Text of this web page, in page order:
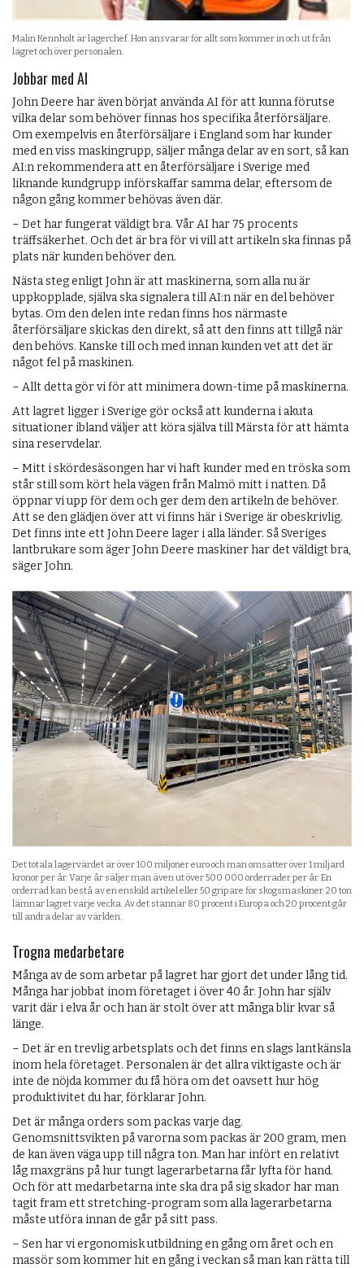
Malin Kennholt är lagerchef. Hon ansvarar för allt som kommer in och ut från
lagret och över personalen.
Jobbar med AI
John Deere har även börjat använda AI för att kunna förutse
vilka delar som behöver finnas hos specifika återförsäljare.
Om exempelvis en återförsäljare i England som har kunder
med en viss maskingrupp, säljer många delar av en sort, så kan
AI:n rekommendera att en återförsäljare i Sverige med
liknande kundgrupp införskaffar samma delar, eftersom de
någon gång kommer behövas även där.
– Det har fungerat väldigt bra. Vår AI har 75 procents
träffsäkerhet. Och det är bra för vi vill att artikeln ska finnas på
plats när kunden behöver den.
Nästa steg enligt John är att maskinerna, som alla nu är
uppkopplade, själva ska signalera till AI:n när en del behöver
bytas. Om den delen inte redan finns hos närmaste
återförsäljare skickas den direkt, så att den finns att tillgå när
den behövs. Kanske till och med innan kunden vet att det är
något fel på maskinen.
– Allt detta gör vi för att minimera down-time på maskinerna.
Att lagret ligger i Sverige gör också att kunderna i akuta
situationer ibland väljer att köra själva till Märsta för att hämta
sina reservdelar.
– Mitt i skördesäsongen har vi haft kunder med en tröska som
står still som kört hela vägen från Malmö mitt i natten. Då
öppnar vi upp för dem och ger dem den artikeln de behöver.
Att se den glädjen över att vi finns här i Sverige är obeskrivlig.
Det finns inte ett John Deere lager i alla länder. Så Sveriges
lantbrukare som äger John Deere maskiner har det väldigt bra,
säger John.
Det totala lagervärdet är över 100 miljoner euro och man omsätter över 1 miljard
kronor per år. Varje år säljer man även ut över 500 000 orderrader per år. En
orderrad kan bestå av en enskild artikel eller 50 gripare för skogsmaskiner. 20 ton
lämnar lagret varje vecka. Av det stannar 80 procent i Europa och 20 procent går
till andra delar av världen.
Trogna medarbetare
Många av de som arbetar på lagret har gjort det under lång tid.
Många har jobbat inom företaget i över 40 år. John har själv
varit där i elva år och han är stolt över att många blir kvar så
länge.
– Det är en trevlig arbetsplats och det finns en slags lantkänsla
inom hela företaget. Personalen är det allra viktigaste och är
inte de nöjda kommer du få höra om det oavsett hur hög
produktivitet du har, förklarar John.
Det är många orders som packas varje dag.
Genomsnittsvikten på varorna som packas är 200 gram, men
de kan även väga upp till några ton. Man har infört en relativt
låg maxgräns på hur tungt lagerarbetarna får lyfta för hand.
Och för att medarbetarna inte ska dra på sig skador har man
tagit fram ett stretching-program som alla lagerarbetarna
måste utföra innan de går på sitt pass.
– Sen har vi ergonomisk utbildning en gång om året och en
massör som kommer hit en gång i veckan så man kan rätta till